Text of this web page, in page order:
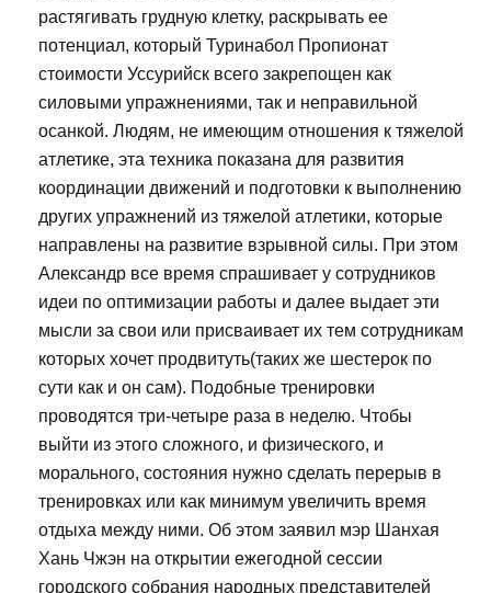
растягивать грудную клетку, раскрывать ее
потенциал, который Туринабол Пропионат
стоимости Уссурийск всего закрепощен как
силовыми упражнениями, так и неправильной
осанкой. Людям, не имеющим отношения к тяжелой
атлетике, эта техника показана для развития
координации движений и подготовки к выполнению
других упражнений из тяжелой атлетики, которые
направлены на развитие взрывной силы. При этом
Александр все время спрашивает у сотрудников
идеи по оптимизации работы и далее выдает эти
мысли за свои или присваивает их тем сотрудникам
которых хочет продвитуть(таких же шестерок по
сути как и он сам). Подобные тренировки
проводятся три-четыре раза в неделю. Чтобы
выйти из этого сложного, и физического, и
морального, состояния нужно сделать перерыв в
тренировках или как минимум увеличить время
отдыха между ними. Об этом заявил мэр Шанхая
Хань Чжэн на открытии ежегодной сессии
городского собрания народных представителей